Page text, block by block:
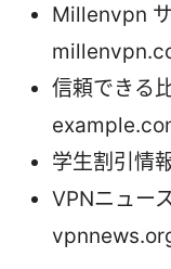
Millenvpn
信頼できる
学生割引情
VPNニュー